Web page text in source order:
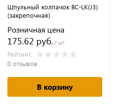
Шпульный колпачок BC-LK(J3)
(закрепочная)
Розничная цена
175.62 руб. / шт
Рейтинг:
0 отзывов
В корзину